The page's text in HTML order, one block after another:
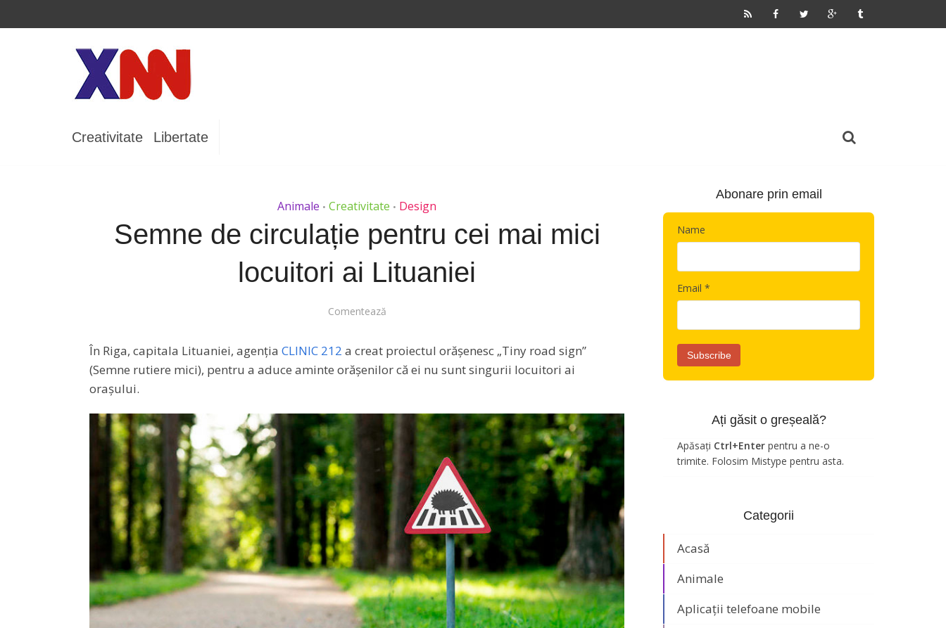
Creativitate Libertate
Animale • Creativitate • Design
Semne de circulație pentru cei mai mici
locuitori ai Lituaniei
Comentează
În Riga, capitala Lituaniei, agenția CLINIC 212 a creat proiectul orășenesc „Tiny road sign”
(Semne rutiere mici), pentru a aduce aminte orășenilor că ei nu sunt singurii locuitori ai
orașului.
Abonare prin email
Name
Email *
Ați găsit o greșeală?
Apăsați Ctrl+Enter pentru a ne-o
trimite. Folosim Mistype pentru asta.
Categorii
Acasă
Animale
Aplicații telefoane mobile